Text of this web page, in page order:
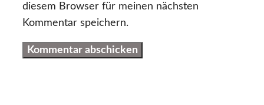
diesem Browser für meinen nächsten
Kommentar speichern.